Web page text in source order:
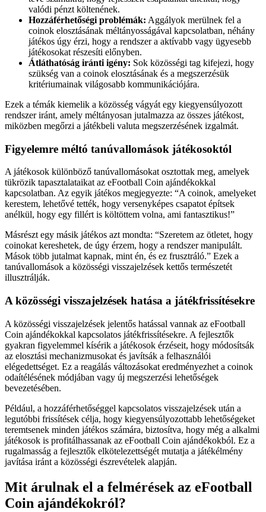
valódi pénzt költenének.
Hozzáférhetőségi problémák: Aggályok merülnek fel a
coinok elosztásának méltányosságával kapcsolatban, néhány
játékos úgy érzi, hogy a rendszer a aktívabb vagy ügyesebb
játékosokat részesíti előnyben.
Átláthatóság iránti igény: Sok közösségi tag kifejezi, hogy
szükség van a coinok elosztásának és a megszerzésük
kritériumainak világosabb kommunikációjára.
Ezek a témák kiemelik a közösség vágyát egy kiegyensúlyozott
rendszer iránt, amely méltányosan jutalmazza az összes játékost,
miközben megőrzi a játékbeli valuta megszerzésének izgalmát.
Figyelemre méltó tanúvallomások játékosoktól
A játékosok különböző tanúvallomásokat osztottak meg, amelyek
tükrözik tapasztalataikat az eFootball Coin ajándékokkal
kapcsolatban. Az egyik játékos megjegyezte: “A coinok, amelyeket
kerestem, lehetővé tették, hogy versenyképes csapatot építsek
anélkül, hogy egy fillért is költöttem volna, ami fantasztikus!”
Másrészt egy másik játékos azt mondta: “Szeretem az ötletet, hogy
coinokat kereshetek, de úgy érzem, hogy a rendszer manipulált.
Mások több jutalmat kapnak, mint én, és ez frusztráló.” Ezek a
tanúvallomások a közösségi visszajelzések kettős természetét
illusztrálják.
A közösségi visszajelzések hatása a játékfrissítésekre
A közösségi visszajelzések jelentős hatással vannak az eFootball
Coin ajándékokkal kapcsolatos játékfrissítésekre. A fejlesztők
gyakran figyelemmel kísérik a játékosok érzéseit, hogy módosítsák
az elosztási mechanizmusokat és javítsák a felhasználói
elégedettséget. Ez a reagálás változásokat eredményezhet a coinok
odaítélésének módjában vagy új megszerzési lehetőségek
bevezetésében.
Például, a hozzáférhetőséggel kapcsolatos visszajelzések után a
legutóbbi frissítések célja, hogy kiegyensúlyozottabb lehetőségeket
teremtsenek minden játékos számára, biztosítva, hogy még a alkalmi
játékosok is profitálhassanak az eFootball Coin ajándékokból. Ez a
rugalmasság a fejlesztők elkötelezettségét mutatja a játékélmény
javítása iránt a közösségi észrevételek alapján.
Mit árulnak el a felmérések az eFootball
Coin ajándékokról?